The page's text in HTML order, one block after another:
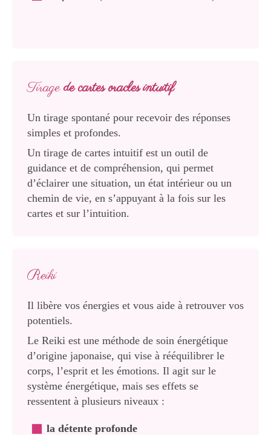
Tiragede cartes oracles intuitif
Un tirage spontané pour recevoir des réponses
simples et profondes.
Un tirage de cartes intuitif est un outil de
guidance et de compréhension, qui permet
d’éclairer une situation, un état intérieur ou un
chemin de vie, en s’appuyant à la fois sur les
cartes et sur l’intuition.
Reiki
Il libère vos énergies et vous aide à retrouver vos
potentiels.
Le Reiki est une méthode de soin énergétique
d’origine japonaise, qui vise à rééquilibrer le
corps, l’esprit et les émotions. Il agit sur le
système énergétique, mais ses effets se
ressentent à plusieurs niveaux :
la détente profonde